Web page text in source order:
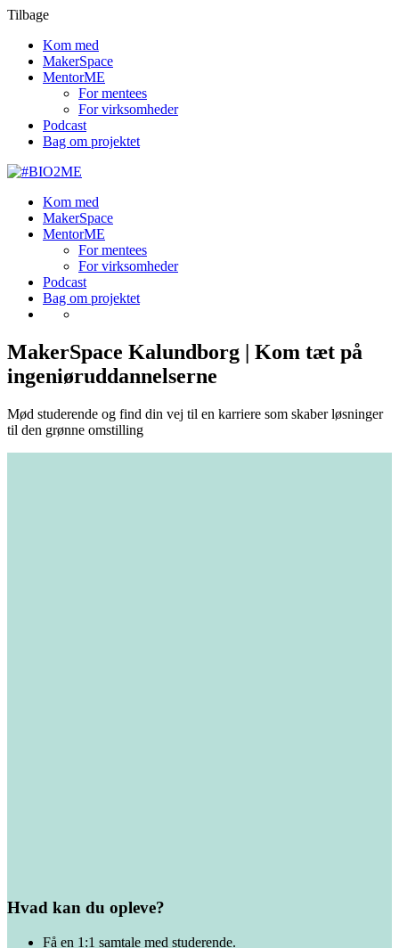
Tilbage
Kom med
MakerSpace
MentorME
For mentees
For virksomheder
Podcast
Bag om projektet
Kom med
MakerSpace
MentorME
For mentees
For virksomheder
Podcast
Bag om projektet
MakerSpace Kalundborg | Kom tæt på
ingeniøruddannelserne
Mød studerende og find din vej til en karriere som skaber løsninger
til den grønne omstilling
Hvad kan du opleve?
Få en 1:1 samtale med studerende.